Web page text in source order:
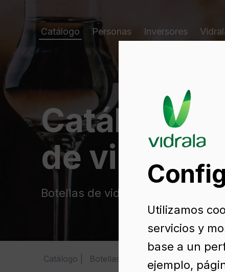
Catálogo Personas Inversores
Catálogo
de vidrio
Botellas de vidrio para licor
Catálogo Botellas de vidrio para licor
Utilizamos
servicios y
base a un
ejemplo,